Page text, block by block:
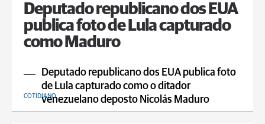
Deputado republicano dos EUA
publica foto de Lula capturado
como Maduro
Deputado republicano dos EUA publica foto
de Lula capturado como o ditador
venezuelano deposto Nicolás Maduro
COTIDIANO